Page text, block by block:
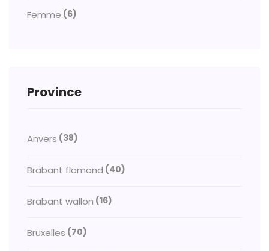
Femme (6)
Province
Anvers (38)
Brabant flamand (40)
Brabant wallon (16)
Bruxelles (70)